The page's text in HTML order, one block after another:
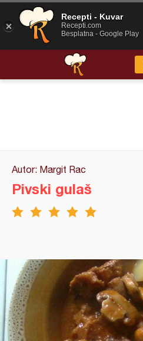
Autor: Margit Rac
Pivski gulaš
Recepti - Kuvar
Recepti.com
Besplatna - Google Play